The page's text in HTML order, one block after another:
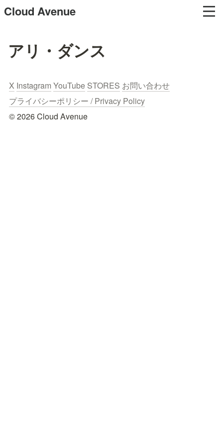
Cloud Avenue
アリ・ダンス
X Instagram YouTube STORES お問い合わせ
プライバシーポリシー / Privacy Policy
© 2026 Cloud Avenue